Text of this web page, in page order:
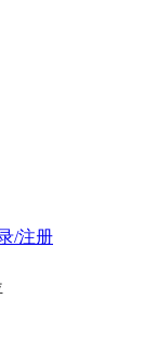
/注册